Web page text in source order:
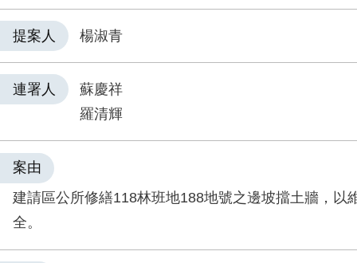
提案人 楊淑青
連署人
蘇慶祥
羅清輝
案由
建請區公所修繕118林班地188地號之邊坡擋土牆，以
全。